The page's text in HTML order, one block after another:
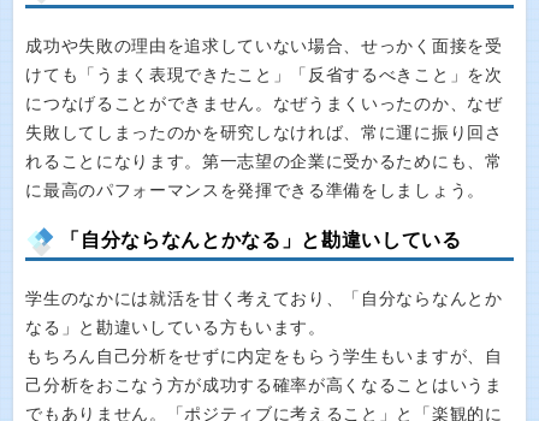
成功や失敗の理由を追求していない場合、せっかく面接を受
けても「うまく表現できたこと」「反省するべきこと」を次
につなげることができません。なぜうまくいったのか、なぜ
失敗してしまったのかを研究しなければ、常に運に振り回さ
れることになります。第一志望の企業に受かるためにも、常
に最高のパフォーマンスを発揮できる準備をしましょう。
「自分ならなんとかなる」と勘違いしている
学生のなかには就活を甘く考えており、「自分ならなんとか
なる」と勘違いしている方もいます。
もちろん自己分析をせずに内定をもらう学生もいますが、自
己分析をおこなう方が成功する確率が高くなることはいうま
でもありません。「ポジティブに考えること」と「楽観的に